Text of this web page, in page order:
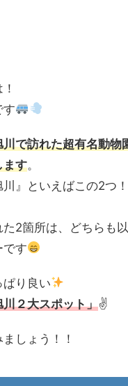
す
川で訪れた超有名動物
ます。
』といえばこの2つ
2箇所は、どちらも
です
り良い
２大スポット」✌️
しょう！！